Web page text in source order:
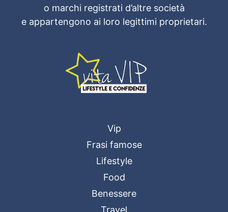
o marchi registrati d’altre società
e appartengono ai loro legittimi proprietari.
Vip
Frasi famose
Lifestyle
Food
Benessere
Travel